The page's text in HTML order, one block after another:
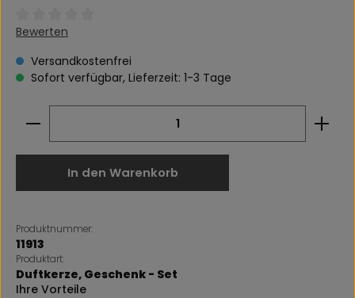
Durchschnittliche Bewertung von 0 von 5 Sternen
Bewerten
Versandkostenfrei
Sofort verfügbar, Lieferzeit: 1-3 Tage
Produkt Anzahl: Gib den gewünschten Wert
In den Warenkorb
Produktnummer:
11913
Produktart:
Duftkerze, Geschenk - Set
Ihre Vorteile